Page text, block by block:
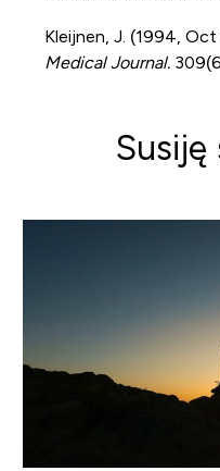
Kleijnen, J. (1994, Oct
Medical Journal.
Susiję